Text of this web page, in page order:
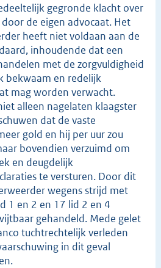
gegronde klacht over
de eigen advocaat. Het
heeft niet voldaan aan de
inhoudende dat een
met de zorgvuldigheid
bekwaam en redelijk
mag worden verwacht.
alleen nagelaten klaagster
dat de vaste
gold en hij per uur zou
bovendien verzuimd om
en deugdelijk
te versturen. Door dit
wegens strijd met
1 en 2 en 17 lid 2 en 4
gehandeld. Mede gelet
tuchtrechtelijk verleden
in dit geval